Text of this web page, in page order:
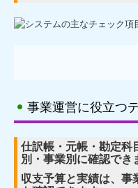
事業運営に役立つ
仕訳帳・元帳・勘定科
別・事業別に確認でき
収支予算と実績は、事